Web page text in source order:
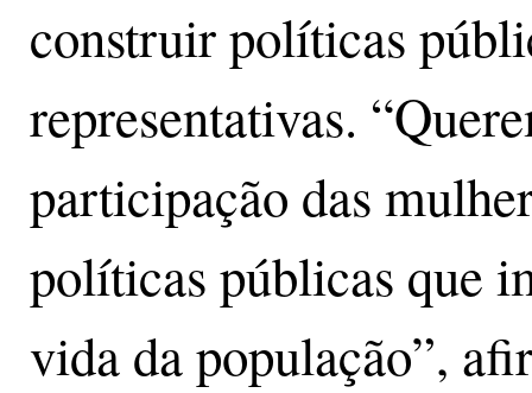
construir políticas
representativas.
participação das
políticas públicas que
vida da população”,